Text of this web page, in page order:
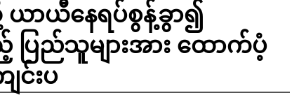
ာယီနေရပ်စွန့်ခွာ၍
ပြည်သူများအား ထောက်ပံ့
င်းပ